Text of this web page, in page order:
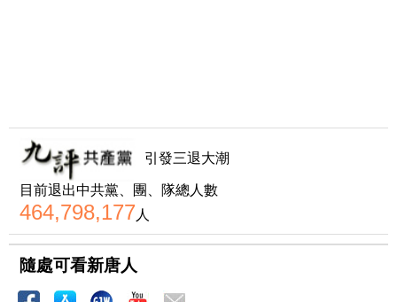
引發三退大潮
目前退出中共黨、團、隊總人數
464,798,177人
隨處可看新唐人